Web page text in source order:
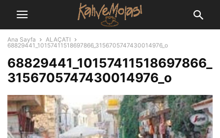
Ana Sayfa
ALAÇATI
68829441_10157411518697866_3156705747430014976_o
68829441_10157411518697866_
3156705747430014976_o